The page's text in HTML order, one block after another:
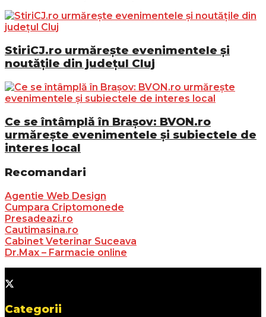
StiriCJ.ro urmărește evenimentele și
noutățile din județul Cluj
Ce se întâmplă în Brașov: BVON.ro
urmărește evenimentele și subiectele de
interes local
Recomandari
Agentie Web Design
Cumpara Criptomonede
Presadeazi.ro
Cautimasina.ro
Cabinet Veterinar Suceava
Dr.Max – Farmacie online
Categorii